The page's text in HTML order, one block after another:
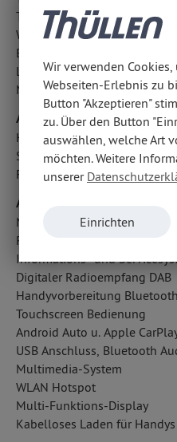
Traktionskontrolle
Wegfahrsperre
Berganfahrhilfe
Lichtsensor
Notbremsassistent
Airbags
Kopfairbag vorn und hinten
Seitenairbag vorn
Fahrer- /Beifahrerairbag
Audio & Kommunikation
Navigationssystem:
Radio
Informations- und
Digitaler Radioempfang DAB
Handyvorbereitung Bluetooth
Touchscreen Bedienung
Android Auto u. Apple
USB Anschluss, Bluetooth
Multimedia-System
WLAN Hotspot
Multi-Funktions-Display
Kabelloses Laden für Handys
Wir verwenden
Webseiten-Erlebnis zu
Button "Akzeptieren"
zu. Über den Button
auswählen, welche Art
möchten. Weitere
unserer
Einrichten